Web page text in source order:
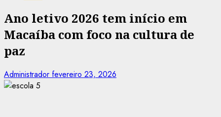
Ano letivo 2026 tem início em
Macaíba com foco na cultura de
paz
Administrador fevereiro 23, 2026